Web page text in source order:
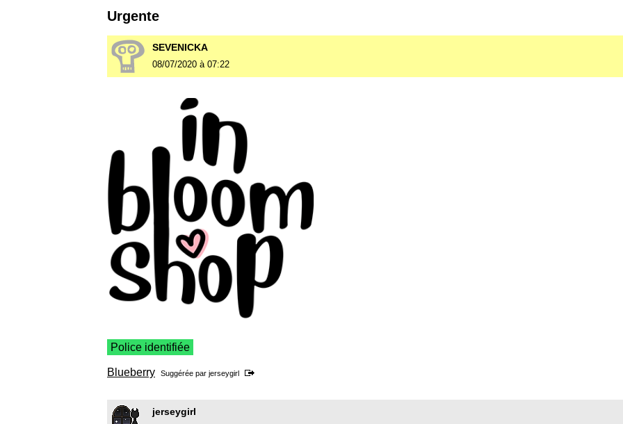
Urgente
SEVENICKA
08/07/2020 à 07:22
Police identifiée
Blueberry Suggérée par jerseygirl
jerseygirl